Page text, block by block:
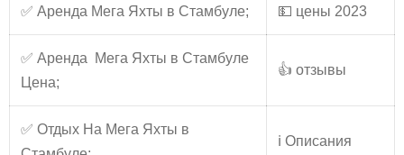
✅ Аренда Мега Яхты в Стамбуле; 💵 цены 2023
✅ Аренда Мега Яхты в Стамбуле
Цена;
👍 отзывы
✅ Отдых На Мега Яхты в
ℹ️ Описания